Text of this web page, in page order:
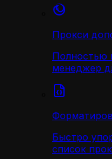
Прокси
Полностью
менеджер
Быстро
список